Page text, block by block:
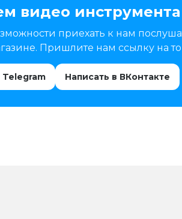
видео инструмента
приехать к нам
Пришлите нам ссылку на
Написать в ВКонтакте